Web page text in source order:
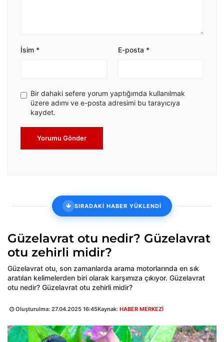
İsim * E-posta *
Bir dahaki sefere yorum yaptığımda kullanılmak
üzere adımı ve e-posta adresimi bu tarayıcıya
kaydet.
Yorumu Gönder
SIRADAKİ HABER YÜKLENDİ
Güzelavrat otu nedir? Güzelavrat
otu zehirli midir?
Güzelavrat otu, son zamanlarda arama motorlarında en sık
aratılan kelimelerden biri olarak karşımıza çıkıyor. Güzelavrat
otu nedir? Güzelavrat otu zehirli midir?
Oluşturulma: 27.04.2025 16:45Kaynak: HABER MERKEZİ